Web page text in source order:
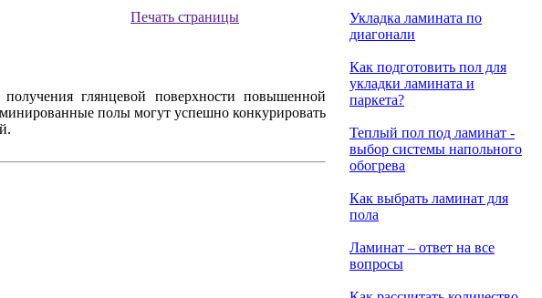
Печать страницы
глянцевой поверхности повышенной
полы могут успешно конкурировать
Укладка ламината по
диагонали
Как подготовить пол для
укладки ламината и
паркета?
Теплый пол под ламинат -
выбор системы напольного
обогрева
Как выбрать ламинат для
пола
Ламинат – ответ на все
вопросы